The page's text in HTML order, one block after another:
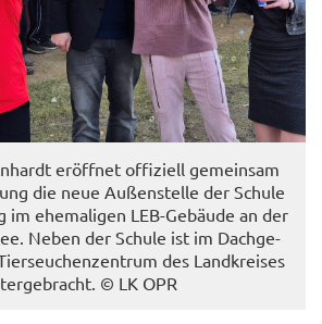
er­öff­net of­fi­zi­ell ge­mein­sam
die neue Au­ßen­stel­le der Schu­le
im ehe­ma­li­gen LEB-​Gebäude an der
Neben der Schu­le ist im Dach­ge­
des Land­krei­ses
© LK OPR